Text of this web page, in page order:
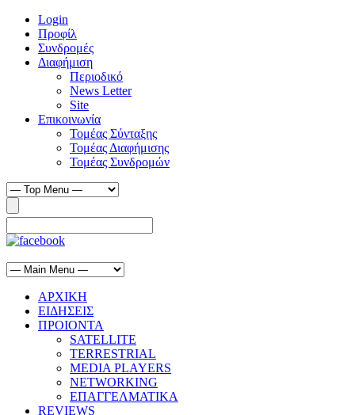
Login
Προφίλ
Συνδρομές
Διαφήμιση
Περιοδικό
News Letter
Site
Επικοινωνία
Τομέας Σύνταξης
Τομέας Διαφήμισης
Τομέας Συνδρομών
ΑΡΧΙΚΗ
ΕΙΔΗΣΕΙΣ
ΠΡΟΙΟΝΤΑ
SATELLITE
TERRESTRIAL
MEDIA PLAYERS
NETWORKING
ΕΠΑΓΓΕΛΜΑΤΙΚΑ
REVIEWS